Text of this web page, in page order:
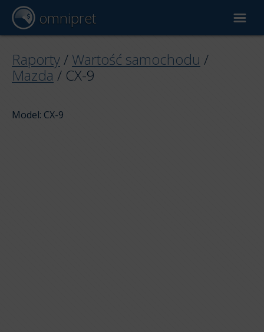
omnipret
Wycena samochodu
Raporty / Wartość samochodu /
Mazda/ CX-9
Model: CX-9